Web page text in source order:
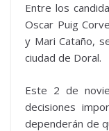
Entre los
Oscar Puig
y Mari Cataño,
ciudad de Doral.
Este 2 de
decisiones
dependerán de